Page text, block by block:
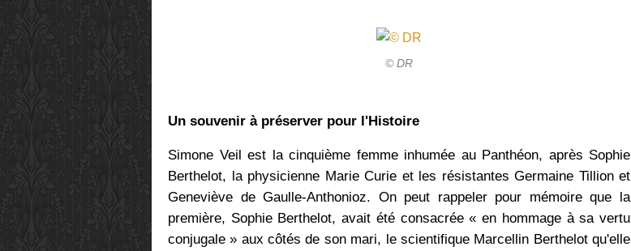
© DR
Un souvenir à préserver pour l'Histoire
Simone Veil est la cinquième femme inhumée au Panthéon, après Sophie
Berthelot, la physicienne Marie Curie et les résistantes Germaine Tillion et
Geneviève de Gaulle-Anthonioz. On peut rappeler pour mémoire que la
première, Sophie Berthelot, avait été consacrée « en hommage à sa vertu
conjugale » aux côtés de son mari, le scientifique Marcellin Berthelot qu'elle